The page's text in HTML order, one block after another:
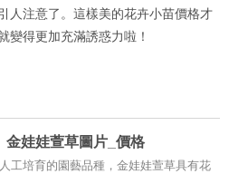
人注意了。這樣美的花卉小苗價格才
變得更加充滿誘惑力啦！
金娃娃萱草圖片_價格
工培育的園藝品種，金娃娃萱草具有花